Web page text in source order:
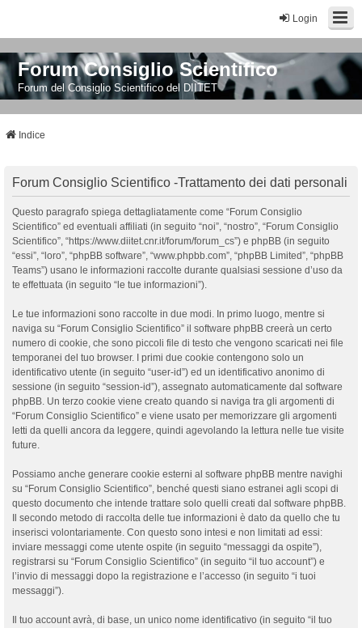
Login
Forum Consiglio Scientifico
Forum del Consiglio Scientifico del DIITET
Indice
Forum Consiglio Scientifico -Trattamento dei dati personali
Questo paragrafo spiega dettagliatamente come “Forum Consiglio
Scientifico” ed eventuali affiliati (in seguito “noi”, “nostro”, “Forum Consiglio
Scientifico”, “https://www.diitet.cnr.it/forum/forum_cs”) e phpBB (in seguito
“essi”, “loro”, “phpBB software”, “www.phpbb.com”, “phpBB Limited”, “phpBB
Teams”) usano le informazioni raccolte durante qualsiasi sessione d’uso da
te effettuata (in seguito “le tue informazioni”).
Le tue informazioni sono raccolte in due modi. In primo luogo, mentre si
naviga su “Forum Consiglio Scientifico” il software phpBB creerà un certo
numero di cookie, che sono piccoli file di testo che vengono scaricati nei file
temporanei del tuo browser. I primi due cookie contengono solo un
identificativo utente (in seguito “user-id”) ed un identificativo anonimo di
sessione (in seguito “session-id”), assegnato automaticamente dal software
phpBB. Un terzo cookie viene creato quando si naviga tra gli argomenti di
“Forum Consiglio Scientifico” e viene usato per memorizzare gli argomenti
letti da quelli ancora da leggere, quindi agevolando la lettura nelle tue visite
future.
Possiamo anche generare cookie esterni al software phpBB mentre navighi
su “Forum Consiglio Scientifico”, benché questi siano estranei agli scopi di
questo documento che intende trattare solo quelli creati dal software phpBB.
Il secondo metodo di raccolta delle tue informazioni è dato da quello che tu
inserisci volontariamente. Con questo sono intesi e non limitati ad essi:
inviare messaggi come utente ospite (in seguito “messaggi da ospite”),
registrarsi su “Forum Consiglio Scientifico” (in seguito “il tuo account”) e
l’invio di messaggi dopo la registrazione e l’accesso (in seguito “i tuoi
messaggi”).
Il tuo account avrà, di base, un unico nome identificativo (in seguito “il tuo